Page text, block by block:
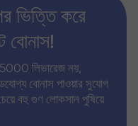
ভিত্তি করে
বোনাস!
লিভারেজ নয়,
বোনাস পাওয়ার সুযোগ
বহু গুণ লোকসান পুষিয়ে